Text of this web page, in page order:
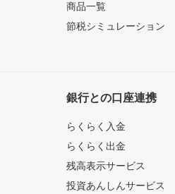
商品一覧
節税シミュレーション
銀行との口座連携
らくらく入金
らくらく出金
残高表示サービス
投資あんしんサービス